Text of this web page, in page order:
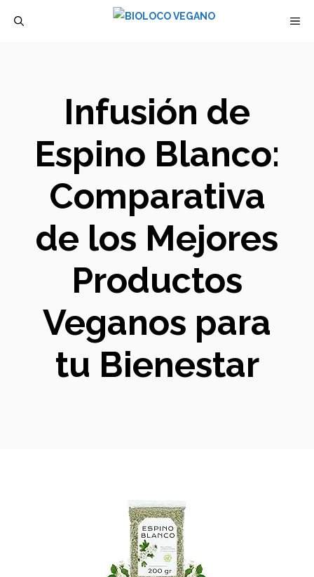
Infusión de
Espino Blanco:
Comparativa
de los Mejores
Productos
Veganos para
tu Bienestar